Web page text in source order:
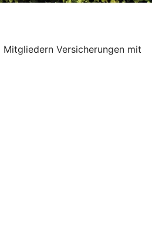
Versicherungen mit